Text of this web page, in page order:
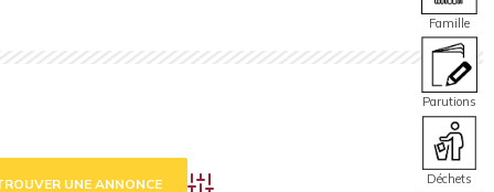
Famille
Parutions
Déchets